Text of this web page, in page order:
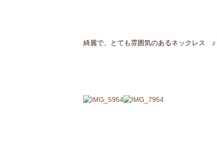
綺麗で、とても雰囲気のあるネックレス ♪